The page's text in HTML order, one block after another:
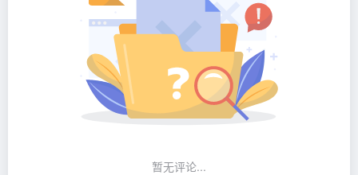
暂无评论...